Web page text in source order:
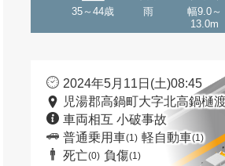
35～44歳 雨
幅9.0～
13.0m
2024年5月11日(土)08:45
児湯郡高鍋町大字北高鍋樋
車両相互 小破事故
普通乗用車(1) 軽自動車(1)
死亡(0) 負傷(1)